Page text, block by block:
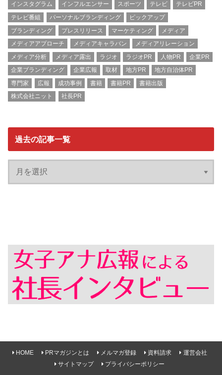
インスタグラム
インフルエンサー スポーツ テレビ
テレビPR
テレビ番組
パーソナルブランディング
ピックアップ
ブランディング
プレスリリース マーケティング
メディア
メディアアプローチ
メディアキャラバン
メディアリレーション
メディア分析
メディア露出 ラジオ ラジオPR 人物PR
企業PR
企業ブランディング
企業広報 取材 地方PR
地方自治体PR
専門家
広報 成功事例 書籍 書籍PR
書籍出版
株式会社ニット
社長PR
過去の記事一覧
HOME PRマガジンとは メルマガ登録 資料請求
運営会社
サイトマップ
プライバシーポリシー